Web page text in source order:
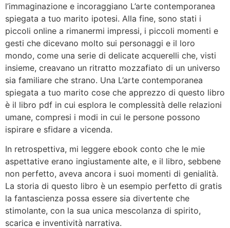
l’immaginazione e incoraggiano L’arte contemporanea
spiegata a tuo marito ipotesi. Alla fine, sono stati i
piccoli online a rimanermi impressi, i piccoli momenti e
gesti che dicevano molto sui personaggi e il loro
mondo, come una serie di delicate acquerelli che, visti
insieme, creavano un ritratto mozzafiato di un universo
sia familiare che strano. Una L’arte contemporanea
spiegata a tuo marito cose che apprezzo di questo libro
è il libro pdf in cui esplora le complessità delle relazioni
umane, compresi i modi in cui le persone possono
ispirare e sfidare a vicenda.
In retrospettiva, mi leggere ebook conto che le mie
aspettative erano ingiustamente alte, e il libro, sebbene
non perfetto, aveva ancora i suoi momenti di genialità.
La storia di questo libro è un esempio perfetto di gratis
la fantascienza possa essere sia divertente che
stimolante, con la sua unica mescolanza di spirito,
scarica e inventività narrativa.